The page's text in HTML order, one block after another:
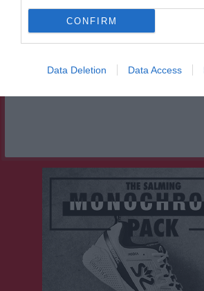
CONFIRM
Data Deletion Data Access